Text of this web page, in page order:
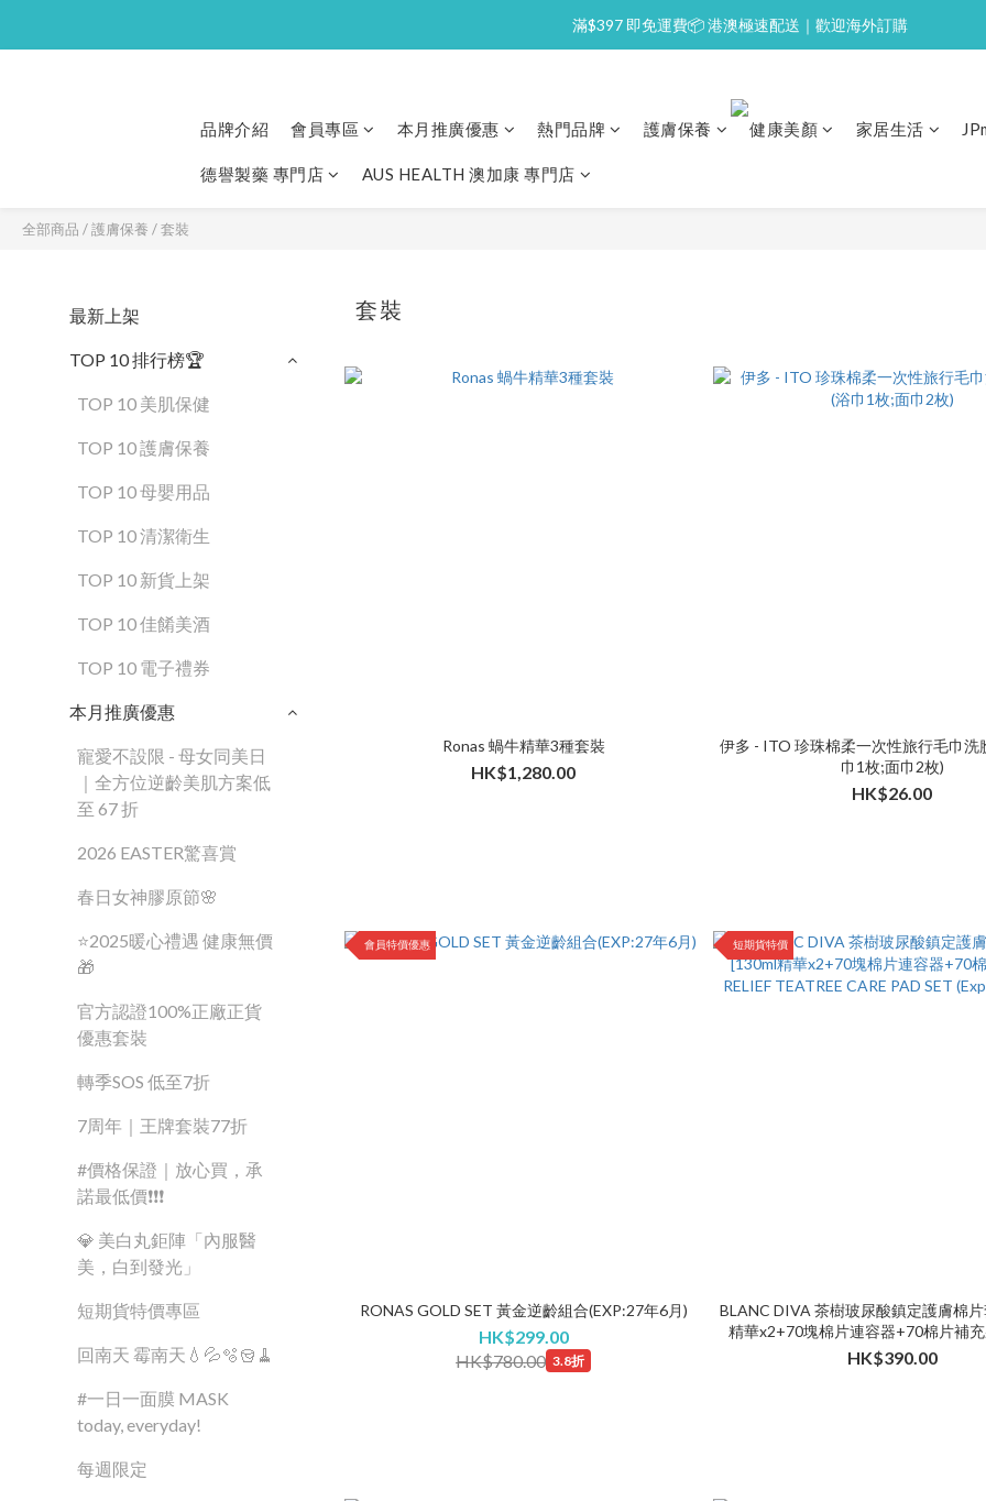
⭐逢星期一malluxe day｜7%購物金回贈
滿$397 即免運費📦 港澳極速配送｜歡迎海外訂購
⭐逢星期一malluxe day｜7%購物金回贈
品牌介紹 會員專區 本月推廣優惠 熱門品牌 護膚保養 健康美顏 家居生活
德譽製藥 專門店 AUS HEALTH 澳加康 專門店
全部商品 /護膚保養 /套裝
最新上架
TOP 10 排行榜🏆
TOP 10 美肌保健
TOP 10 護膚保養
TOP 10 母嬰用品
TOP 10 清潔衛生
TOP 10 新貨上架
TOP 10 佳餚美酒
TOP 10 電子禮券
本月推廣優惠
寵愛不設限 - 母女同美日
｜全方位逆齡美肌方案低
至 67 折
2026 EASTER驚喜賞
春日女神膠原節🌸
⭐2025暖心禮遇 健康無價
🎁
官方認證100%正廠正貨
優惠套裝
轉季SOS 低至7折
7周年｜王牌套裝77折
#價格保證｜放心買，承
諾最低價❗❗❗
💎 美白丸鉅陣「內服醫
美，白到發光」
短期貨特價專區
回南天 霉南天💧💦🫧🪣🧹
#一日一面膜 MASK
today, everyday!
每週限定
套裝
Ronas 蝸牛精華3種套裝
HK$1,280.00
伊多 - ITO 珍珠棉柔一次性旅行毛巾洗
巾1枚;面巾2枚)
HK$26.00
會員特價優惠
RONAS GOLD SET 黃金逆齡組合(EXP:27年6月)
HK$299.00
HK$780.00 3.8折
短期貨特價
BLANC DIVA 茶樹玻尿酸鎮定護膚棉
精華x2+70塊棉片連容器+70棉片補充
TEATREE CARE PAD SET (Exp
HK$390.00